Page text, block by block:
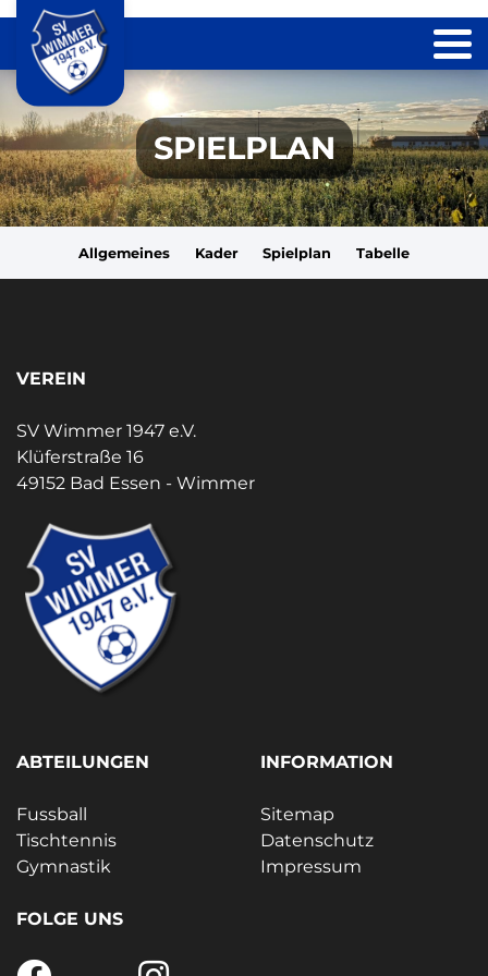
SPIELPLAN
Allgemeines Kader Spielplan Tabelle
VEREIN
SV Wimmer 1947 e.V.
Klüferstraße 16
49152 Bad Essen - Wimmer
ABTEILUNGEN
Fussball
Tischtennis
Gymnastik
INFORMATION
Sitemap
Datenschutz
Impressum
FOLGE UNS